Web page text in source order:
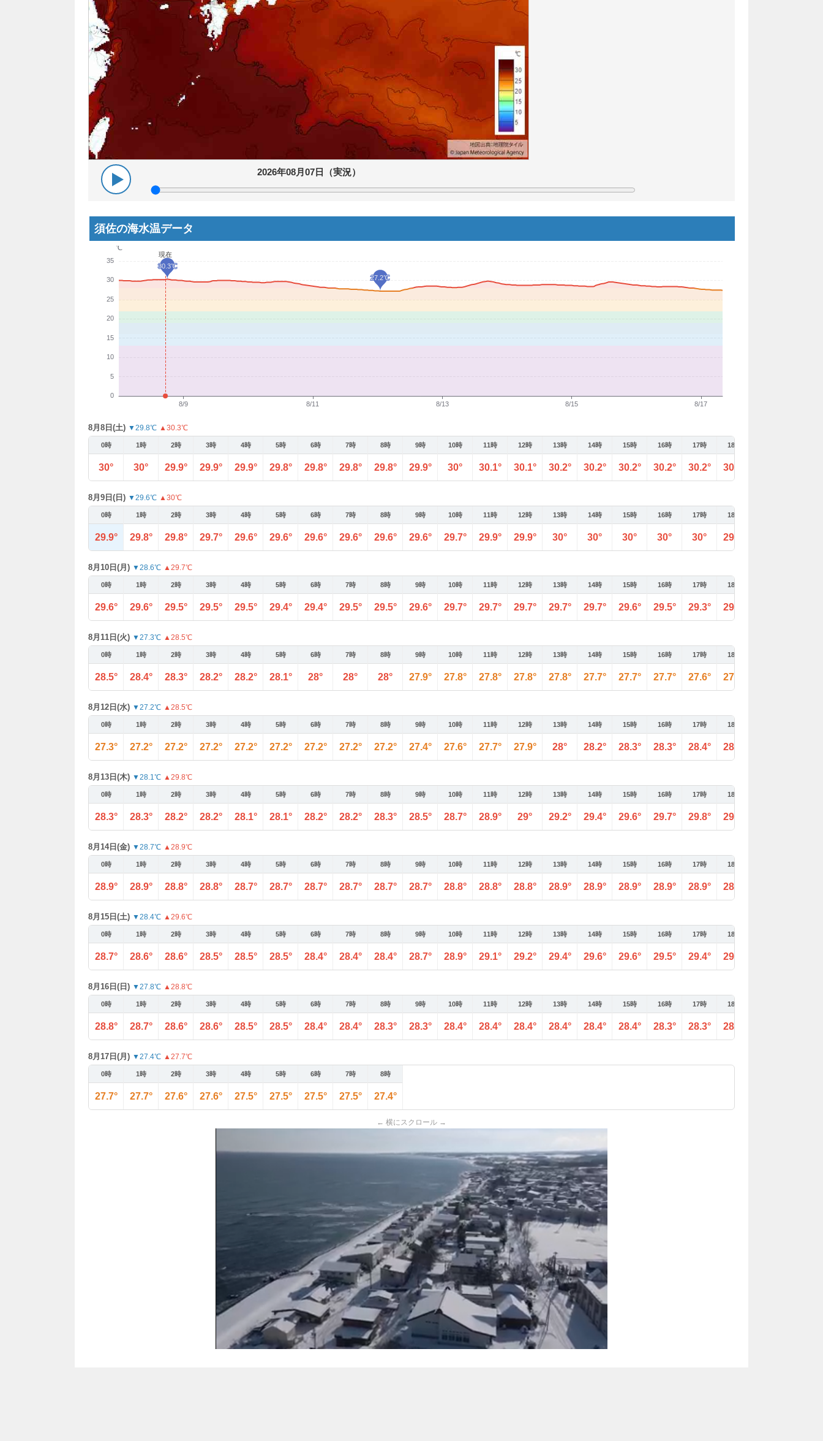
2026年08月07日（実況）
須佐の海水温データ
8月8日(土) ▼29.8℃ ▲30.3℃
0時
30°
1時
30°
2時
29.9°
3時
29.9°
4時
29.9°
5時
29.8°
6時
29.8°
7時
29.8°
8時
29.8°
9時
29.9°
10時
30°
11時
30.1°
12時
30.1°
13時
30.2°
14時
30.2°
15時
30.2°
16時
30.2°
17時
30.2°
18時
30.3°
8月9日(日) ▼29.6℃ ▲30℃
0時
29.9°
1時
29.8°
2時
29.8°
3時
29.7°
4時
29.6°
5時
29.6°
6時
29.6°
7時
29.6°
8時
29.6°
9時
29.6°
10時
29.7°
11時
29.9°
12時
29.9°
13時
30°
14時
30°
15時
30°
16時
30°
17時
30°
18時
29.9°
8月10日(月) ▼28.6℃ ▲29.7℃
0時
29.6°
1時
29.6°
2時
29.5°
3時
29.5°
4時
29.5°
5時
29.4°
6時
29.4°
7時
29.5°
8時
29.5°
9時
29.6°
10時
29.7°
11時
29.7°
12時
29.7°
13時
29.7°
14時
29.7°
15時
29.6°
16時
29.5°
17時
29.3°
18時
29.2°
8月11日(火) ▼27.3℃ ▲28.5℃
0時
28.5°
1時
28.4°
2時
28.3°
3時
28.2°
4時
28.2°
5時
28.1°
6時
28°
7時
28°
8時
28°
9時
27.9°
10時
27.8°
11時
27.8°
12時
27.8°
13時
27.8°
14時
27.7°
15時
27.7°
16時
27.7°
17時
27.6°
18時
27.6°
8月12日(水) ▼27.2℃ ▲28.5℃
0時
27.3°
1時
27.2°
2時
27.2°
3時
27.2°
4時
27.2°
5時
27.2°
6時
27.2°
7時
27.2°
8時
27.2°
9時
27.4°
10時
27.6°
11時
27.7°
12時
27.9°
13時
28°
14時
28.2°
15時
28.3°
16時
28.3°
17時
28.4°
18時
28.5°
8月13日(木) ▼28.1℃ ▲29.8℃
0時
28.3°
1時
28.3°
2時
28.2°
3時
28.2°
4時
28.1°
5時
28.1°
6時
28.2°
7時
28.2°
8時
28.3°
9時
28.5°
10時
28.7°
11時
28.9°
12時
29°
13時
29.2°
14時
29.4°
15時
29.6°
16時
29.7°
17時
29.8°
18時
29.7°
8月14日(金) ▼28.7℃ ▲28.9℃
0時
28.9°
1時
28.9°
2時
28.8°
3時
28.8°
4時
28.7°
5時
28.7°
6時
28.7°
7時
28.7°
8時
28.7°
9時
28.7°
10時
28.8°
11時
28.8°
12時
28.8°
13時
28.9°
14時
28.9°
15時
28.9°
16時
28.9°
17時
28.9°
18時
28.9°
8月15日(土) ▼28.4℃ ▲29.6℃
0時
28.7°
1時
28.6°
2時
28.6°
3時
28.5°
4時
28.5°
5時
28.5°
6時
28.4°
7時
28.4°
8時
28.4°
9時
28.7°
10時
28.9°
11時
29.1°
12時
29.2°
13時
29.4°
14時
29.6°
15時
29.6°
16時
29.5°
17時
29.4°
18時
29.3°
8月16日(日) ▼27.8℃ ▲28.8℃
0時
28.8°
1時
28.7°
2時
28.6°
3時
28.6°
4時
28.5°
5時
28.5°
6時
28.4°
7時
28.4°
8時
28.3°
9時
28.3°
10時
28.4°
11時
28.4°
12時
28.4°
13時
28.4°
14時
28.4°
15時
28.4°
16時
28.3°
17時
28.3°
18時
28.2°
8月17日(月) ▼27.4℃ ▲27.7℃
0時
27.7°
1時
27.7°
2時
27.6°
3時
27.6°
4時
27.5°
5時
27.5°
6時
27.5°
7時
27.5°
8時
27.4°
← 横にスクロール →